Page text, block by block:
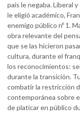
país le negaba. Liberal
le eligió académico,
enemigo público nº 1.
obra relevante del
que se las hicieron
cultura, durante el
los reconocimientos:
durante la transición.
combatir la restricción
contemporánea sobre
de platicar en público